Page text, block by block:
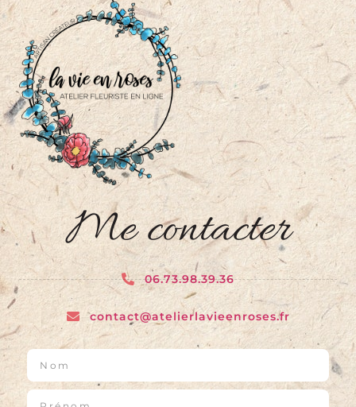
Me contacter
06.73.98.39.36
contact@atelierlavieenroses.fr